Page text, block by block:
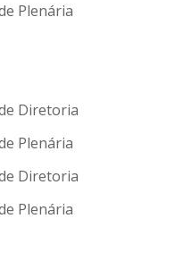
Plenária
Diretoria
Plenária
Diretoria
Plenária